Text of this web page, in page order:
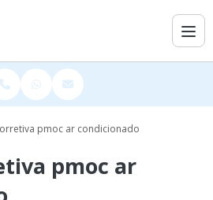
pmoc ar condicionado
pmoc ar